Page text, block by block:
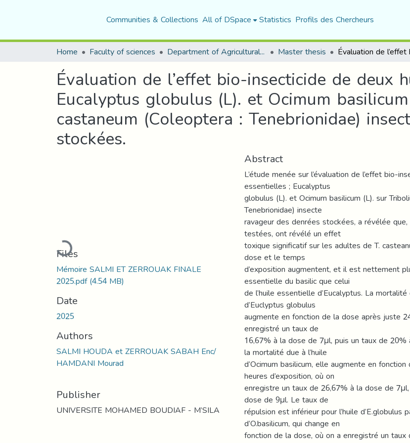
Communities & Collections All of DSpace Statistics Profils des Chercheurs
Home Faculty of sciences Department of Agricultural Sciences Master thesis
Évaluation de l’effet bio-insecticide de deux
Eucalyptus globulus (L). et Ocimum
castaneum (Coleoptera : Tenebrionidae)
stockées.
Loading...
Files
Mémoire SALMI ET ZERROUAK FINALE
2025.pdf(4.54 MB)
Date
2025
Authors
SALMI HOUDA et ZERROUAK SABAH Enc/
HAMDANI Mourad
Publisher
UNIVERSITE MOHAMED BOUDIAF - M’SILA
Abstract
L’étude menée sur l’évaluation de l’effet bio-
essentielles ; Eucalyptus
globulus (L). et Ocimum basilicum (L). sur
Tenebrionidae) insecte
ravageur des denrées stockées, a révélée
testées, ont révélé un effet
toxique significatif sur les adultes de T.
dose et le temps
d’exposition augmentent, et il est nettement
essentielle du basilic que celui
de l’huile essentielle d’Eucalyptus. La
d’Euclyptus globulus
augmente en fonction de la dose après juste
enregistré un taux de
16,67% à la dose de 7μl, puis un taux de
la mortalité due à l’huile
d’Ocimum basilicum, elle augmente en
heures d’exposition, où on
enregistre un taux de 26,67% à la dose de
dose de 9μl. Le taux de
répulsion est inférieur pour l’huile d’E.globulus
d’O.basilicum, qui change en
fonction de la dose, où on a enregistré un